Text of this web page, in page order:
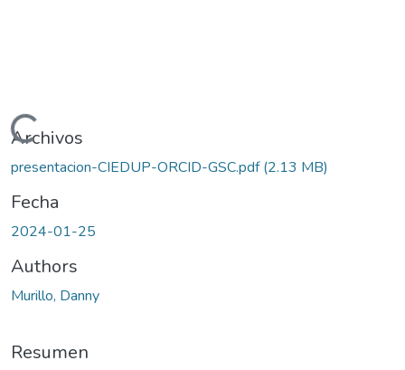
Cargando...
Archivos
presentacion-CIEDUP-ORCID-GSC.pdf(2.13 MB)
Fecha
2024-01-25
Authors
Murillo, Danny
Resumen